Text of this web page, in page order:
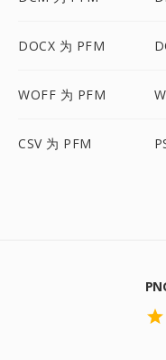
DOCX 为 PFM
WOFF 为 PFM
CSV 为 PFM